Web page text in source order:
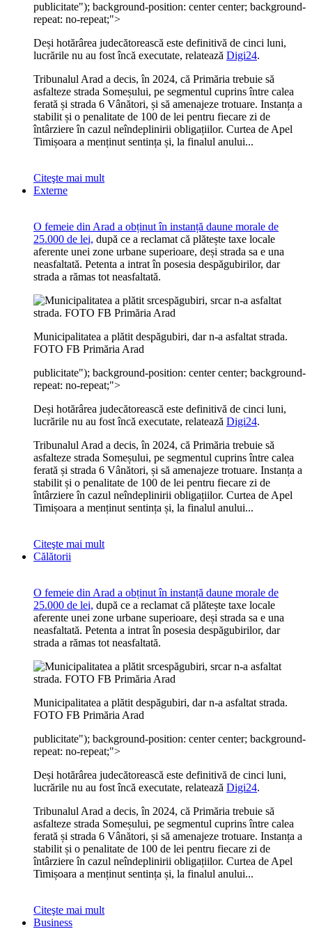
publicitate"); background-position: center center; background-
repeat: no-repeat;">
Deși hotărârea judecătorească este definitivă de cinci luni,
lucrările nu au fost încă executate, relatează Digi24.
Tribunalul Arad a decis, în 2024, că Primăria trebuie să
asfalteze strada Someșului, pe segmentul cuprins între calea
ferată și strada 6 Vânători, și să amenajeze trotuare. Instanța a
stabilit și o penalitate de 100 de lei pentru fiecare zi de
întârziere în cazul neîndeplinirii obligațiilor. Curtea de Apel
Timișoara a menținut sentința și, la finalul anului...
Citeşte mai mult
Externe
O femeie din Arad a obținut în instanță daune morale de
25.000 de lei, după ce a reclamat că plătește taxe locale
aferente unei zone urbane superioare, deși strada sa e una
neasfaltată. Petenta a intrat în posesia despăgubirilor, dar
strada a rămas tot neasfaltată.
Municipalitatea a plătit despăgubiri, dar n-a asfaltat strada.
FOTO FB Primăria Arad
publicitate"); background-position: center center; background-
repeat: no-repeat;">
Deși hotărârea judecătorească este definitivă de cinci luni,
lucrările nu au fost încă executate, relatează Digi24.
Tribunalul Arad a decis, în 2024, că Primăria trebuie să
asfalteze strada Someșului, pe segmentul cuprins între calea
ferată și strada 6 Vânători, și să amenajeze trotuare. Instanța a
stabilit și o penalitate de 100 de lei pentru fiecare zi de
întârziere în cazul neîndeplinirii obligațiilor. Curtea de Apel
Timișoara a menținut sentința și, la finalul anului...
Citeşte mai mult
Călătorii
O femeie din Arad a obținut în instanță daune morale de
25.000 de lei, după ce a reclamat că plătește taxe locale
aferente unei zone urbane superioare, deși strada sa e una
neasfaltată. Petenta a intrat în posesia despăgubirilor, dar
strada a rămas tot neasfaltată.
Municipalitatea a plătit despăgubiri, dar n-a asfaltat strada.
FOTO FB Primăria Arad
publicitate"); background-position: center center; background-
repeat: no-repeat;">
Deși hotărârea judecătorească este definitivă de cinci luni,
lucrările nu au fost încă executate, relatează Digi24.
Tribunalul Arad a decis, în 2024, că Primăria trebuie să
asfalteze strada Someșului, pe segmentul cuprins între calea
ferată și strada 6 Vânători, și să amenajeze trotuare. Instanța a
stabilit și o penalitate de 100 de lei pentru fiecare zi de
întârziere în cazul neîndeplinirii obligațiilor. Curtea de Apel
Timișoara a menținut sentința și, la finalul anului...
Citeşte mai mult
Business